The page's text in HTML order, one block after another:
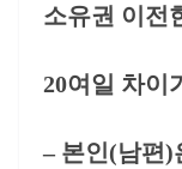
소유권 이전
20여일 차이
– 본인(남편)